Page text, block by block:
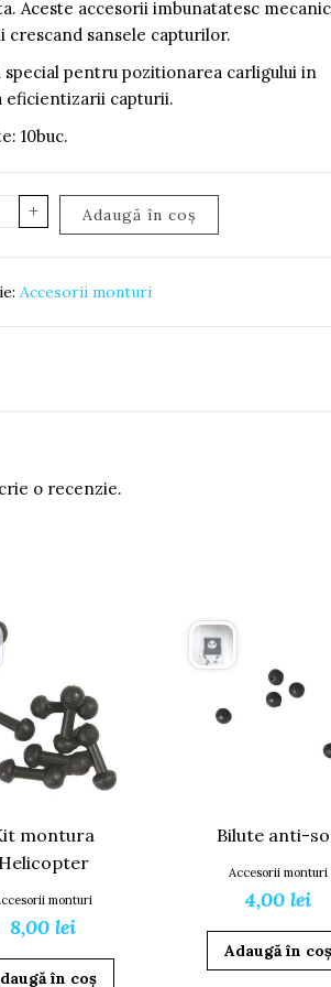
Aceste accesorii imbunatatesc
crescand sansele capturilor.
special pentru pozitionarea carligului in
eficientizarii capturii.
10buc.
+ Adaugă în coș
Accesorii monturi
o recenzie.
montura
Helicopter
monturi
8,00lei
în coș
Bilute anti-
Accesorii monturi
4,00 lei
Adaugă în coș